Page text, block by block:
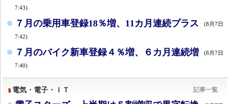
7:43)
７月の乗用車登録18％増、11カ月連続プラス (8月7日
7:42)
７月のバイク新車登録４％増、６カ月連続増 (8月7日
7:40)
電気・電子・ＩＴ 記事一覧